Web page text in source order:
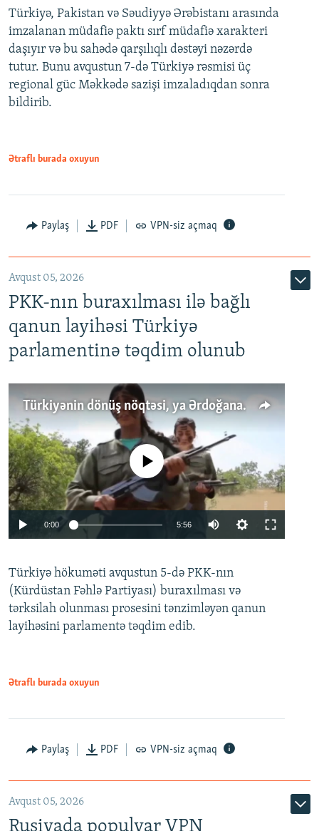
Türkiyə, Pakistan və Səudiyyə Ərəbistanı arasında
imzalanan müdafiə paktı sırf müdafiə xarakteri
daşıyır və bu sahədə qarşılıqlı dəstəyi nəzərdə
tutur. Bunu avqustun 7-də Türkiyə rəsmisi üç
regional güc Məkkədə sazişi imzaladıqdan sonra
bildirib.
Ətraflı burada oxuyun
Paylaş PDF VPN-siz açmaq
Avqust 05, 2026
PKK-nın buraxılması ilə bağlı
qanun layihəsi Türkiyə
parlamentinə təqdim olunub
Türkiyənin dönüş nöqtəsi, ya Ərdoğana üçüncü şans: PKK ilə qəfil barışıq nə deməkdir?
Auto 240p 360p 480p
720p 1080p
No media source currently available
0:00 5:56
360p
480p
Türkiyə hökuməti avqustun 5-də PKK-nın
(Kürdüstan Fəhlə Partiyası) buraxılması və
tərksilah olunması prosesini tənzimləyən qanun
layihəsini parlamentə təqdim edib.
Ətraflı burada oxuyun
Paylaş PDF VPN-siz açmaq
Avqust 05, 2026